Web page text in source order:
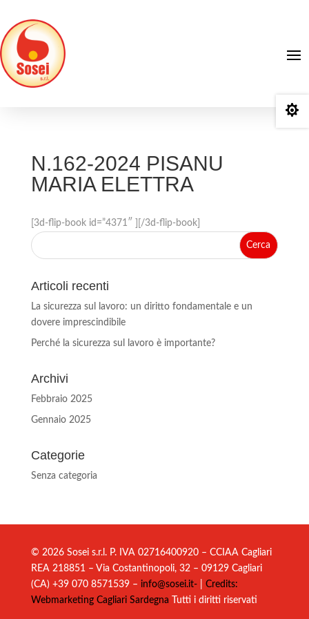
N.162-2024 PISANU
MARIA ELETTRA
[3d-flip-book id=”4371″ ][/3d-flip-book]
Articoli recenti
La sicurezza sul lavoro: un diritto fondamentale e un
dovere imprescindibile
Perché la sicurezza sul lavoro è importante?
Archivi
Febbraio 2025
Gennaio 2025
Categorie
Senza categoria
© 2026 Sosei s.r.l. P. IVA 02716400920 – CCIAA Cagliari
REA 218851 – Via Costantinopoli, 32 – 09129 Cagliari
(CA) +39 070 8571539 – info@sosei.it-|
Credits:
Webmarketing Cagliari Sardegna Tutti i diritti riservati
